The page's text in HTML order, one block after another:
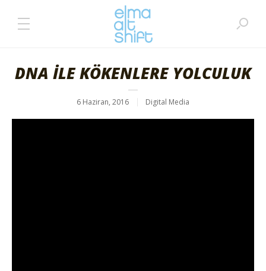
DNA İLE KÖKENLERE YOLCULUK
6 Haziran, 2016 Digital Media